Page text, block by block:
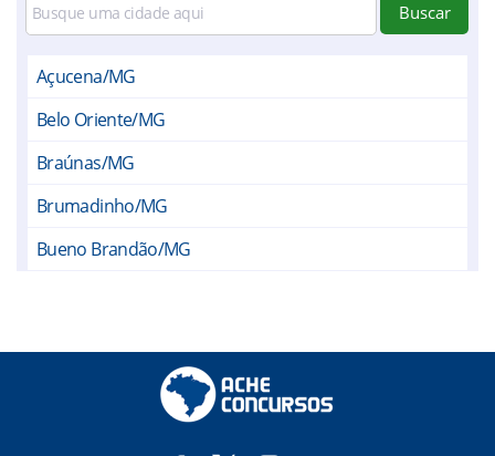
Buscar
Açucena/MG
Belo Oriente/MG
Braúnas/MG
Brumadinho/MG
Bueno Brandão/MG
Divinolândia de Minas/MG
Dom Joaquim/MG